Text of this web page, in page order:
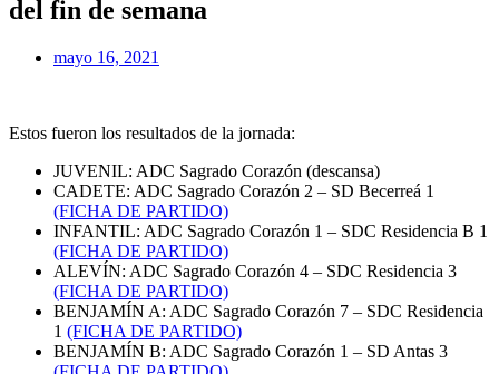
del fin de semana
mayo 16, 2021
Estos fueron los resultados de la jornada:
JUVENIL: ADC Sagrado Corazón (descansa)
CADETE: ADC Sagrado Corazón 2 – SD Becerreá 1
(FICHA DE PARTIDO)
INFANTIL: ADC Sagrado Corazón 1 – SDC Residencia B 1
(FICHA DE PARTIDO)
ALEVÍN: ADC Sagrado Corazón 4 – SDC Residencia 3
(FICHA DE PARTIDO)
BENJAMÍN A: ADC Sagrado Corazón 7 – SDC Residencia
1 (FICHA DE PARTIDO)
BENJAMÍN B: ADC Sagrado Corazón 1 – SD Antas 3